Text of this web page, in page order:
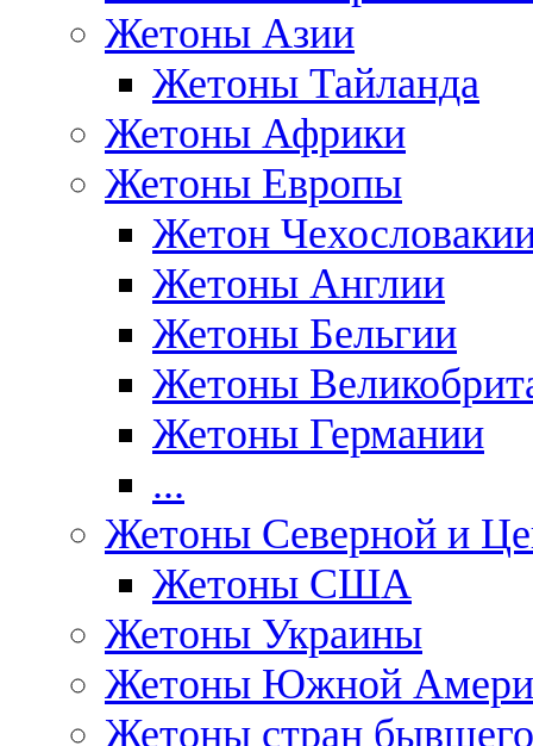
Жетоны Азии
Жетоны Тайланда
Жетоны Африки
Жетоны Европы
Жетон
Жетоны Англии
Жетоны Бельгии
Жетоны
Жетоны Германии
...
Жетоны Северной и
Жетоны США
Жетоны Украины
Жетоны Южной
Жетоны стран